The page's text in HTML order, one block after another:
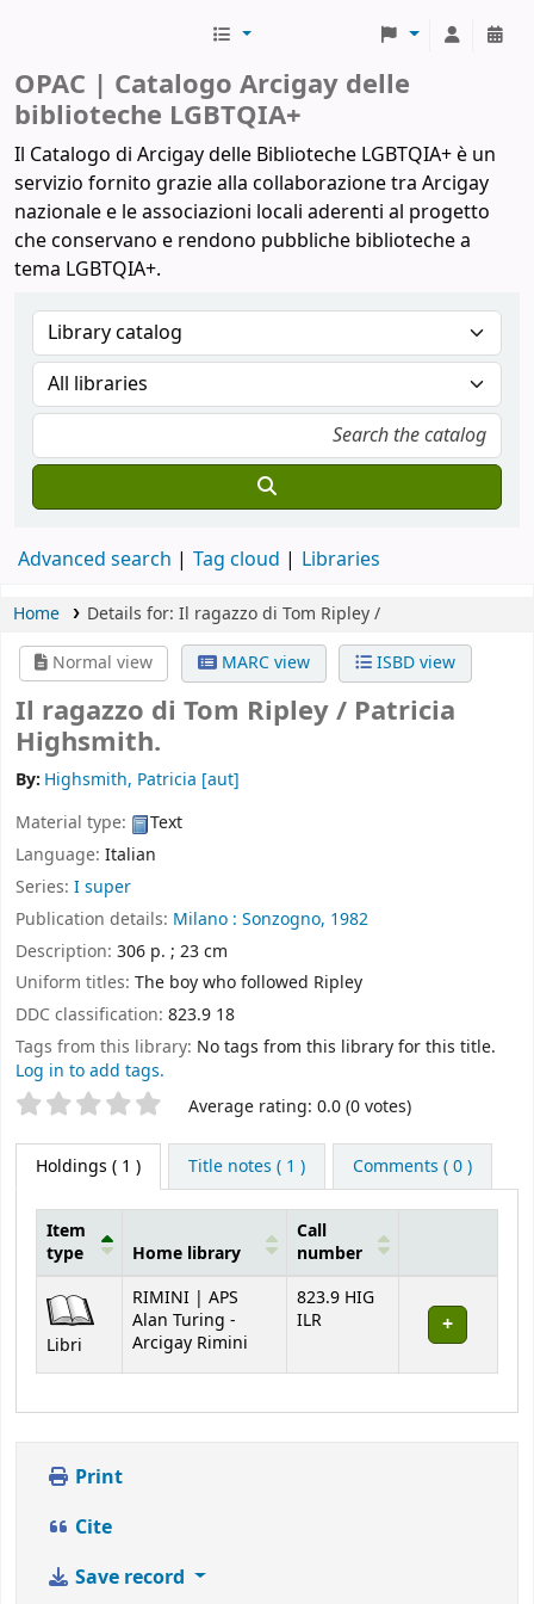
OPAC | Catalogo Arcigay delle
biblioteche LGBTQIA+
Il Catalogo di Arcigay delle Biblioteche LGBTQIA+ è un
servizio fornito grazie alla collaborazione tra Arcigay
nazionale e le associazioni locali aderenti al progetto
che conservano e rendono pubbliche biblioteche a
tema LGBTQIA+.
Advanced search Tag cloud Libraries
Home Details for: Il ragazzo di Tom Ripley /
Normal view
MARC view ISBD view
Il ragazzo di Tom Ripley / Patricia
Highsmith.
By: Highsmith, Patricia [aut]
Material type:
Text
Language: Italian
Series: I super
Publication details: Milano : Sonzogno, 1982
Description: 306 p. ; 23 cm
Uniform titles: The boy who followed Ripley
DDC classification: 823.9 18
Tags from this library: No tags from this library for this title.
Log in to add tags.
Star ratings Average rating: 0.0 (0 votes)
Holdings ( 1 ) Title notes ( 1 ) Comments ( 0 )
Item
type
Home library
Call
number
Libri
RIMINI | APS
Alan Turing -
Arcigay Rimini
823.9 HIG
ILR
Print
Cite
Save record